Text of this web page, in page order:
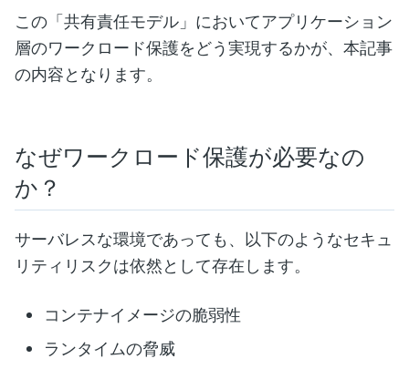
この「共有責任モデル」においてアプリケーション
層のワークロード保護をどう実現するかが、本記事
の内容となります。
なぜワークロード保護が必要なの
か？
サーバレスな環境であっても、以下のようなセキュ
リティリスクは依然として存在します。
コンテナイメージの脆弱性
ランタイムの脅威